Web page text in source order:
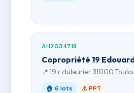
AH2034718
Copropriété 19
📍 19 r dulaurier 31000
🏠 6 lots ⚠ PPT